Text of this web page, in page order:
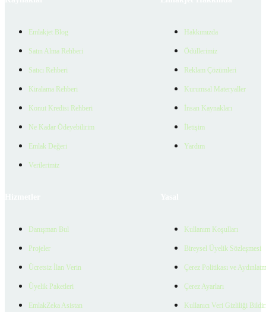
Emlakjet Blog
Satın Alma Rehberi
Satıcı Rehberi
Kiralama Rehberi
Konut Kredisi Rehberi
Ne Kadar Ödeyebilirim
Emlak Değeri
Verilerimiz
Hakkımızda
Ödüllerimiz
Reklam Çözümleri
Kurumsal Materyaller
İnsan Kaynakları
İletişim
Yardım
Danışman Bul
Projeler
Ücretsiz İlan Verin
Üyelik Paketleri
EmlakZeka Asistan
Kullanım Koşulları
Bireysel Üyelik Sözleşmesi
Çerez Politikası ve
Çerez Ayarları
Kullanıcı Veri Gizliliği